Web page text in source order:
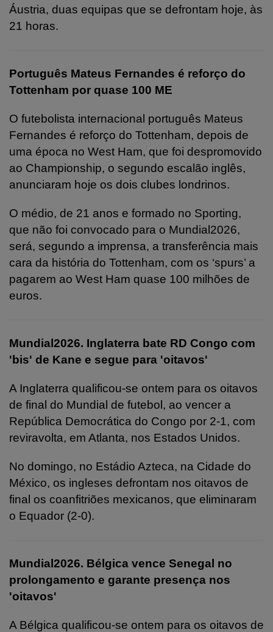
Áustria, duas equipas que se defrontam hoje, às
21 horas.
Português Mateus Fernandes é reforço do
Tottenham por quase 100 ME
O futebolista internacional português Mateus
Fernandes é reforço do Tottenham, depois de
uma época no West Ham, que foi despromovido
ao Championship, o segundo escalão inglês,
anunciaram hoje os dois clubes londrinos.
O médio, de 21 anos e formado no Sporting,
que não foi convocado para o Mundial2026,
será, segundo a imprensa, a transferência mais
cara da história do Tottenham, com os ‘spurs’ a
pagarem ao West Ham quase 100 milhões de
euros.
Mundial2026. Inglaterra bate RD Congo com
'bis' de Kane e segue para 'oitavos'
A Inglaterra qualificou-se ontem para os oitavos
de final do Mundial de futebol, ao vencer a
República Democrática do Congo por 2-1, com
reviravolta, em Atlanta, nos Estados Unidos.
No domingo, no Estádio Azteca, na Cidade do
México, os ingleses defrontam nos oitavos de
final os coanfitriões mexicanos, que eliminaram
o Equador (2-0).
Mundial2026. Bélgica vence Senegal no
prolongamento e garante presença nos
'oitavos'
A Bélgica qualificou-se ontem para os oitavos de